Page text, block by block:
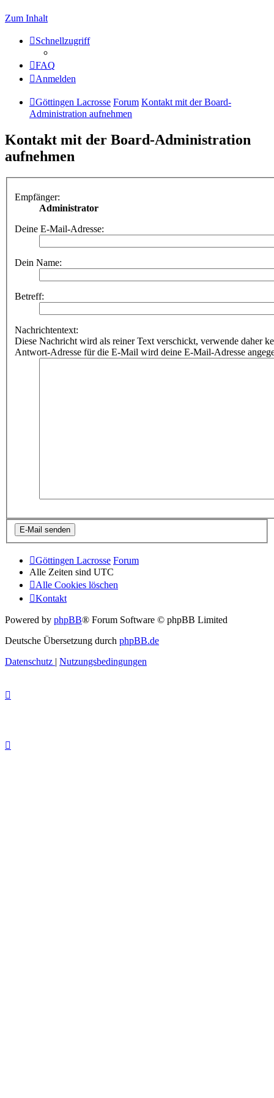
Zum Inhalt
Schnellzugriff
FAQ
Anmelden
Göttingen Lacrosse Forum Kontakt mit der Board-
Administration aufnehmen
Kontakt mit der Board-Administration
aufnehmen
Empfänger:
Administrator
Deine E-Mail-Adresse:
Dein Name:
Betreff:
Nachrichtentext:
Diese Nachricht wird als reiner Text verschickt, verwende daher
Antwort-Adresse für die E-Mail wird deine E-Mail-Adresse
Göttingen Lacrosse Forum
Alle Zeiten sind UTC
Alle Cookies löschen
Kontakt
Powered by phpBB® Forum Software © phpBB Limited
Deutsche Übersetzung durch phpBB.de
Datenschutz | Nutzungsbedingungen